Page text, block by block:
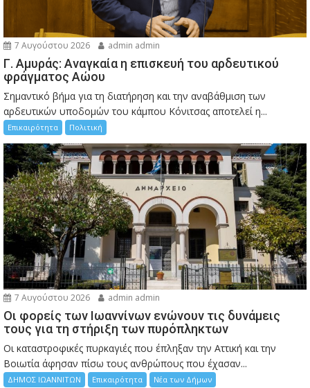
7 Αυγούστου 2026 admin admin
Γ. Αμυράς: Αναγκαία η επισκευή του αρδευτικού
φράγματος Αώου
Σημαντικό βήμα για τη διατήρηση και την αναβάθμιση των
αρδευτικών υποδομών του κάμπου Κόνιτσας αποτελεί η...
Επικαιρότητα Πολιτική
7 Αυγούστου 2026 admin admin
Οι φορείς των Ιωαννίνων ενώνουν τις δυνάμεις
τους για τη στήριξη των πυρόπληκτων
Οι καταστροφικές πυρκαγιές που έπληξαν την Αττική και την
Bοιωτία άφησαν πίσω τους ανθρώπους που έχασαν...
ΔΗΜΟΣ ΙΩΑΝΝΙΤΩΝ Επικαιρότητα Νέα των Δήμων